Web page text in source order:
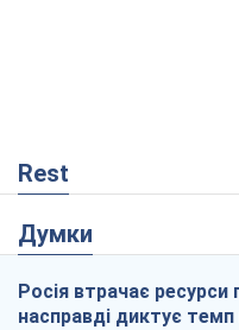
Rest
Думки
Росія втрачає
насправді диктує темп